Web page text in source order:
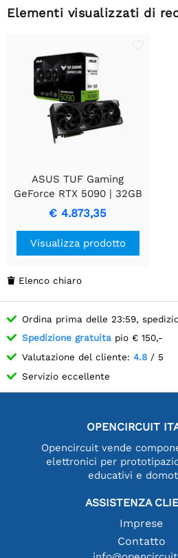
Elementi visualizzati di
ASUS TUF Gaming
GeForce RTX 5090 | 32GB
di VRAM GDDR7 | Scheda
video | GPU | Nvidia
€ 4.873,35
Visualizza prodotto
 Elenco chiaro
Ordina prima delle 23:59,
Spedizione gratuita pio € 150,-
Valutazione del cliente: 4.8 / 5
Servizio eccellente
OPENCIRCUIT
Opencircuit vende
elettronici per
educativi e
ASSISTENZA
Imprese
Contatto